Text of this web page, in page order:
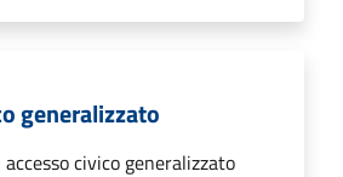
generalizzato
civico generalizzato